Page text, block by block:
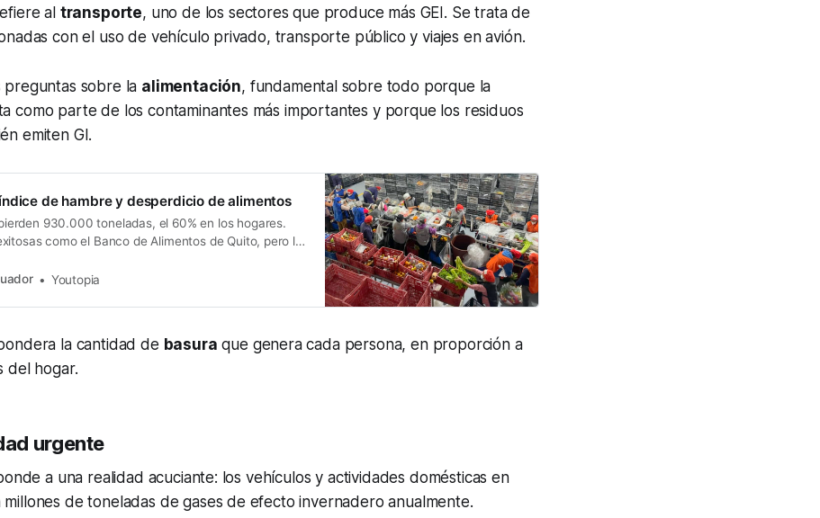
al transporte, uno de los sectores que produce más GEI. Se trata de
con el uso de vehículo privado, transporte público y viajes en avión.
preguntas sobre la alimentación, fundamental sobre todo porque la
como parte de los contaminantes más importantes y porque los residuos
emiten GI.
de hambre y desperdicio de alimentos
930.000 toneladas, el 60% en los hogares.
como el Banco de Alimentos de Quito, pero la
Youtopia
la cantidad de basura que genera cada persona, en proporción a
del hogar.
urgente
a una realidad acuciante: los vehículos y actividades domésticas en
de toneladas de gases de efecto invernadero anualmente.